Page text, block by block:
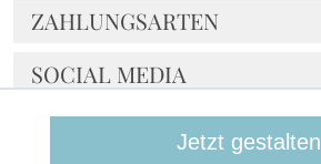
Jetzt gestalten
NOCH FRAGEN?
ZAHLUNGSARTEN
SOCIAL MEDIA